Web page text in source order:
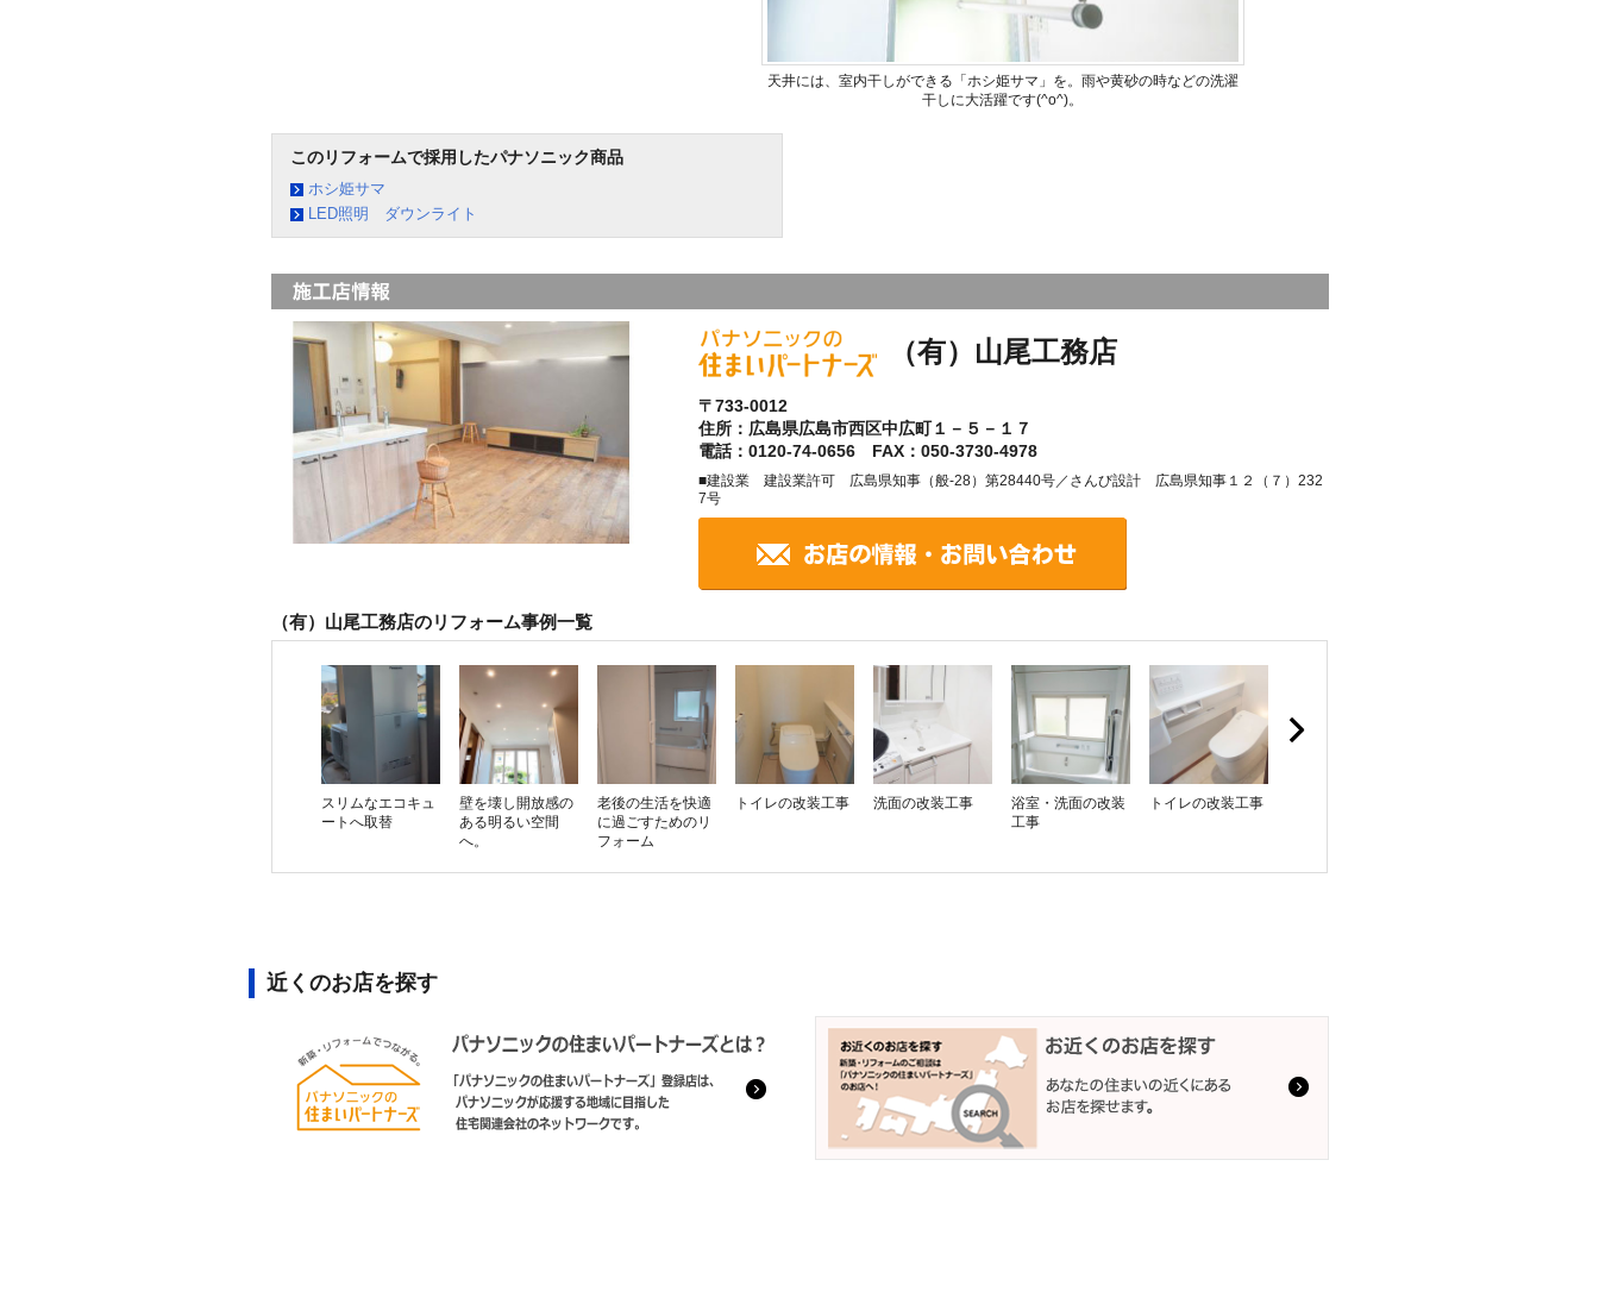
天井には、室内干しができる「ホシ姫サマ」を。雨や黄砂の時などの洗濯
干しに大活躍です(^o^)。
このリフォームで採用したパナソニック商品
ホシ姫サマ
LED照明 ダウンライト
（有）山尾工務店
〒733-0012
住所：広島県広島市西区中広町１－５－１７
電話：0120-74-0656 FAX：050-3730-4978
■建設業 建設業許可 広島県知事（般-28）第28440号／さんび設計 広島県知事１２（７）232
7号
（有）山尾工務店のリフォーム事例一覧
スリムなエコキュ
ートへ取替
壁を壊し開放感の
ある明るい空間
へ。
老後の生活を快適
に過ごすためのリ
フォーム
トイレの改装工事 洗面の改装工事
浴室・洗面の改装
工事
トイレの改装工事
近くのお店を探す